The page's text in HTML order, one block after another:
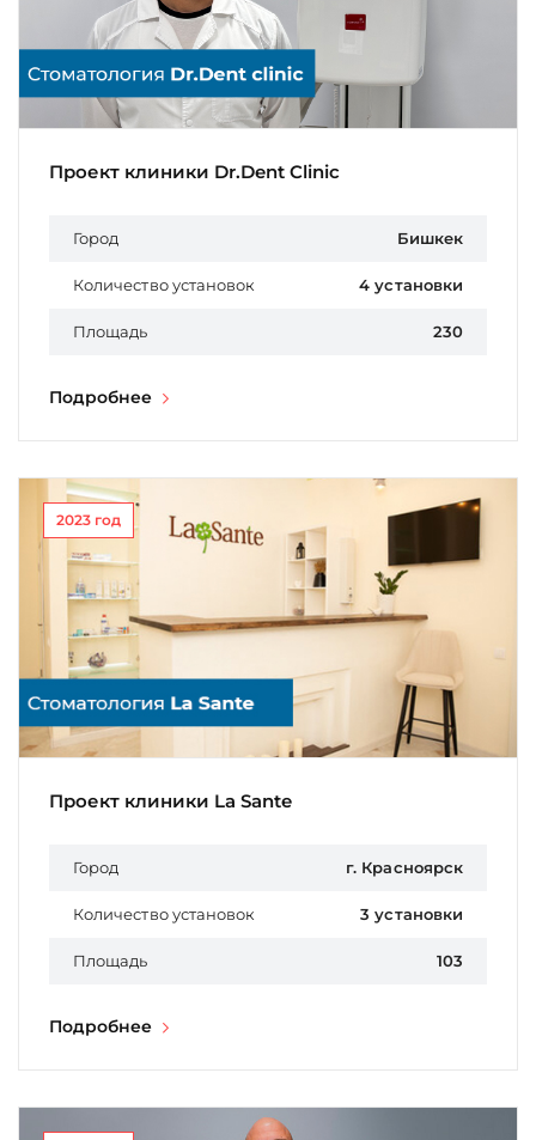
Проект клиники Dr.Dent Clinic
Город Бишкек
Количество установок 4 установки
Площадь 230
Подробнее
2023 год
Проект клиники La Sante
Город г. Красноярск
Количество установок 3 установки
Площадь 103
Подробнее